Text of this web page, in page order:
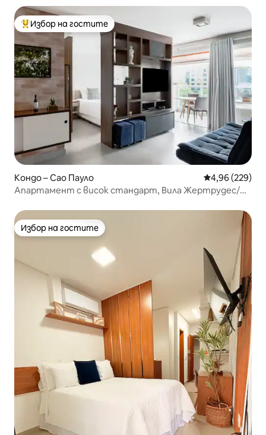
Най-популярен избор на гостите
Избор на гостите
Кондо – Сао Пауло Средна
4,96 (229)
Апартамент с висок стандарт, Вила Жертрудес/
Избор на гостите
Избор на гостите